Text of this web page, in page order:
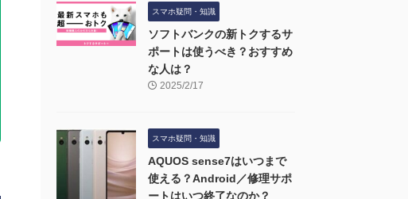
スマホ疑問・知識
ソフトバンクの新トクするサ
ポートは使うべき？おすすめ
な人は？
2025/2/17
スマホ疑問・知識
AQUOS sense7はいつまで
使える？Android／修理サポ
ートはいつ終了なのか？